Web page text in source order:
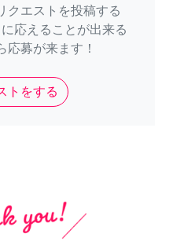
クエストを投稿する
応えることが出来る
応募が来ます！
トをする